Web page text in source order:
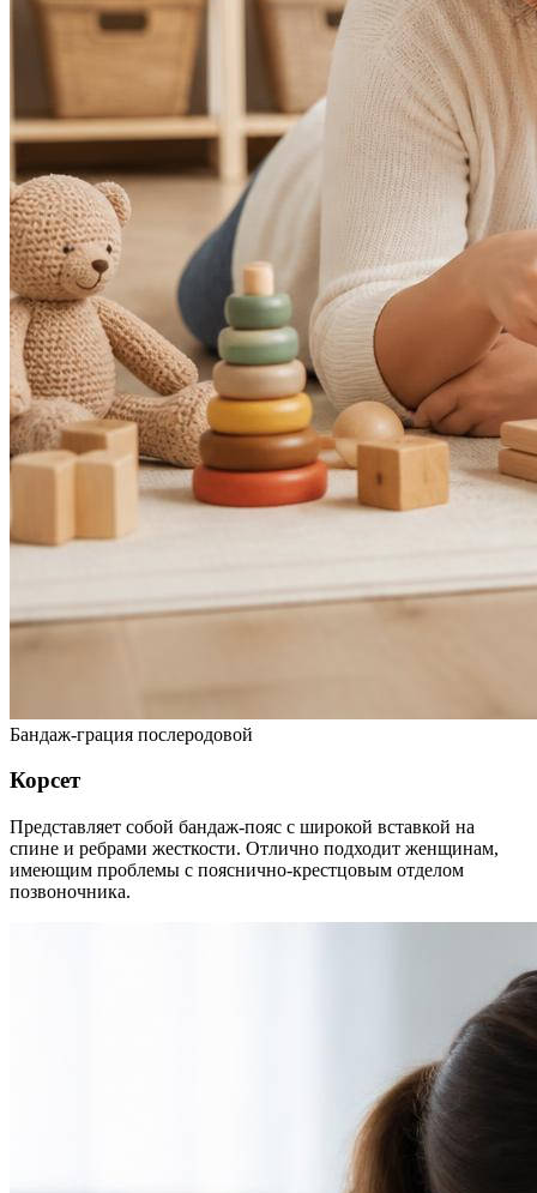
Бандаж-грация послеродовой
Корсет
Представляет собой бандаж-пояс с широкой вставкой на
спине и ребрами жесткости. Отлично подходит женщинам,
имеющим проблемы с пояснично-крестцовым отделом
позвоночника.